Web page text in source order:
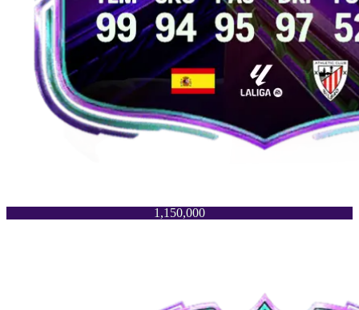
1,150,000